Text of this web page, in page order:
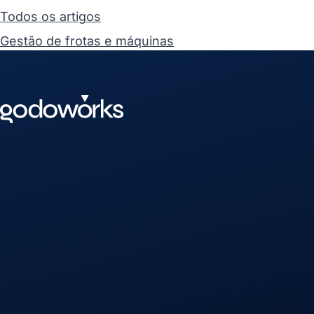
Todos os artigos
Gestão de frotas e máquinas